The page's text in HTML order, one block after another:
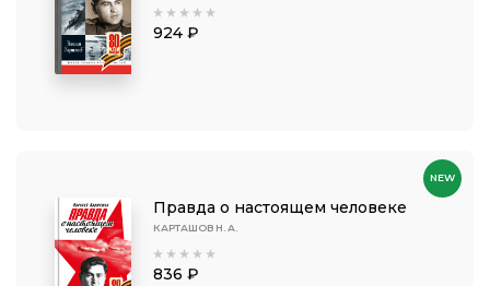
924 ₽
Правда о настоящем человеке
КАРТАШОВ Н. А.
836 ₽
NEW